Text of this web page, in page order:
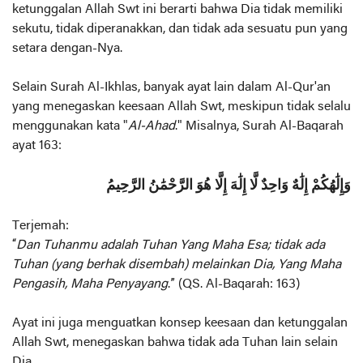
ketunggalan Allah Swt ini berarti bahwa Dia tidak memiliki
sekutu, tidak diperanakkan, dan tidak ada sesuatu pun yang
setara dengan-Nya.
Selain Surah Al-Ikhlas, banyak ayat lain dalam Al-Qur'an
yang menegaskan keesaan Allah Swt, meskipun tidak selalu
menggunakan kata "Al-Ahad." Misalnya, Surah Al-Baqarah
ayat 163:
وَإِلَٰهُكُمْ إِلَٰهٌ وَاحِدٌ لَّا إِلَٰهَ إِلَّا هُوَ الرَّحْمَٰنُ الرَّحِيمُ
Terjemah:
“Dan Tuhanmu adalah Tuhan Yang Maha Esa; tidak ada
Tuhan (yang berhak disembah) melainkan Dia, Yang Maha
Pengasih, Maha Penyayang.” (QS. Al-Baqarah: 163)
Ayat ini juga menguatkan konsep keesaan dan ketunggalan
Allah Swt, menegaskan bahwa tidak ada Tuhan lain selain